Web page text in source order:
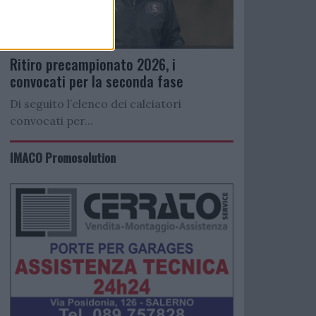
Ritiro precampionato 2026, i
convocati per la seconda fase
Di seguito l’elenco dei calciatori
convocati per...
IMACO Promosolution